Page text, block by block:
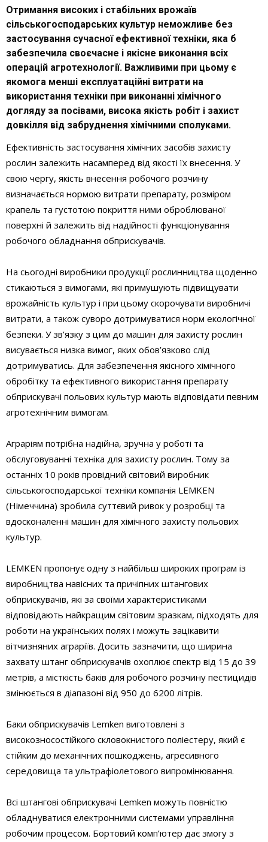
Отримання високих і стабільних врожаїв
сільськогосподарських культур неможливе без
застосування сучасної ефективної техніки, яка б
забезпечила своєчасне і якісне виконання всіх
операцій агротехнології. Важливими при цьому є
якомога менші експлуатаційні витрати на
використання техніки при виконанні хімічного
догляду за посівами, висока якість робіт і захист
довкілля від забруднення хімічними сполуками.
Ефективність застосування хімічних засобів захисту
рослин залежить насамперед від якості їх внесення. У
свою чергу, якість внесення робочого розчину
визначається нормою витрати препарату, розміром
крапель та густотою покриття ними оброблюваної
поверхні й залежить від надійності функціонування
робочого обладнання обприскувачів.
На сьогодні виробники продукції рослинництва щоденно
стикаються з вимогами, які примушують підвищувати
врожайність культур і при цьому скорочувати виробничі
витрати, а також суворо дотримуватися норм екологічної
безпеки. У зв’язку з цим до машин для захисту рослин
висувається низка вимог, яких обов’язково слід
дотримуватись. Для забезпечення якісного хімічного
обробітку та ефективного використання препарату
обприскувачі польових культур мають відповідати певним
агротехнічним вимогам.
Аграріям потрібна надійна, зручна у роботі та
обслуговуванні техніка для захисту рослин. Тому за
останніх 10 років провідний світовий виробник
сільськогосподарської техніки компанія LEMKEN
(Німеччина) зробила суттєвий ривок у розробці та
вдосконаленні машин для хімічного захисту польових
культур.
LEMKEN пропонує одну з найбільш широких програм із
виробництва навісних та причіпних штангових
обприскувачів, які за своїми характеристиками
відповідають найкращим світовим зразкам, підходять для
роботи на українських полях і можуть зацікавити
вітчизняних аграріїв. Досить зазначити, що ширина
захвату штанг обприскувачів охоплює спектр від 15 до 39
метрів, а місткість баків для робочого розчину пестицидів
змінюється в діапазоні від 950 до 6200 літрів.
Баки обприскувачів Lemken виготовлені з
високозносостійкого скловокнистого поліестеру, який є
стійким до механічних пошкоджень, агресивного
середовища та ультрафіолетового випромінювання.
Всі штангові обприскувачі Lemken можуть повністю
обладнуватися електронними системами управління
робочим процесом. Бортовий комп’ютер дає змогу з